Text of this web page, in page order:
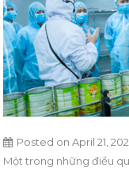
Posted onApril 21,
Một trong những điều